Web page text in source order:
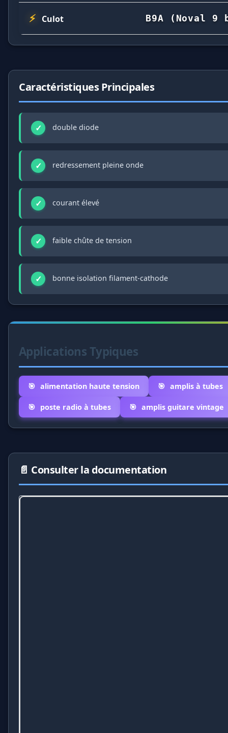
Culot B9A (Noval 9
Caractéristiques Principales
double diode
redressement pleine onde
courant élevé
faible chûte de tension
bonne isolation filament-cathode
Applications Typiques
alimentation haute tension amplis à tubes
poste radio à tubes amplis guitare vintage
📄 Consulter la documentation